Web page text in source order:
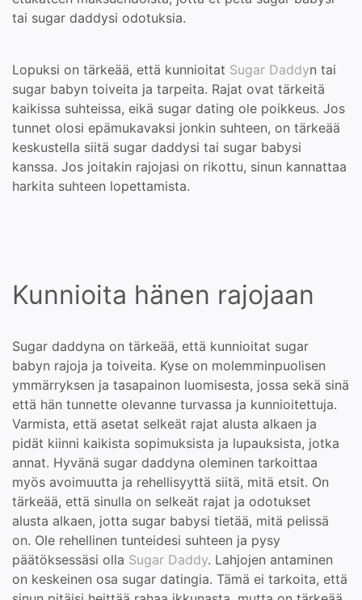
tai sugar daddysi odotuksia.
Lopuksi on tärkeää, että kunnioitat Sugar Daddyn tai
sugar babyn toiveita ja tarpeita. Rajat ovat tärkeitä
kaikissa suhteissa, eikä sugar dating ole poikkeus. Jos
tunnet olosi epämukavaksi jonkin suhteen, on tärkeää
keskustella siitä sugar daddysi tai sugar babysi
kanssa. Jos joitakin rajojasi on rikottu, sinun kannattaa
harkita suhteen lopettamista.
Kunnioita hänen rajojaan
Sugar daddyna on tärkeää, että kunnioitat sugar
babyn rajoja ja toiveita. Kyse on molemminpuolisen
ymmärryksen ja tasapainon luomisesta, jossa sekä sinä
että hän tunnette olevanne turvassa ja kunnioitettuja.
Varmista, että asetat selkeät rajat alusta alkaen ja
pidät kiinni kaikista sopimuksista ja lupauksista, jotka
annat. Hyvänä sugar daddyna oleminen tarkoittaa
myös avoimuutta ja rehellisyyttä siitä, mitä etsit. On
tärkeää, että sinulla on selkeät rajat ja odotukset
alusta alkaen, jotta sugar babysi tietää, mitä pelissä
on. Ole rehellinen tunteidesi suhteen ja pysy
päätöksessäsi olla Sugar Daddy. Lahjojen antaminen
on keskeinen osa sugar datingia. Tämä ei tarkoita, että